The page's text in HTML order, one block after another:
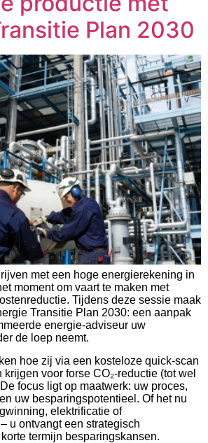
Plan 2030
met een hoge energierekening in
moment om vaart te maken met
Tijdens deze sessie maak
Transitie Plan 2030: een aanpak
energie-adviseur uw
de loep neemt.
hoe zij via een kosteloze quick-scan
voor forse CO₂-reductie (tot wel
focus ligt op maatwerk: uw proces,
uw besparingspotentieel. Of het nu
elektrificatie of
u ontvangt een strategisch
termijn besparingskansen.